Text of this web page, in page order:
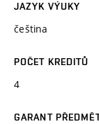
JAZYK VÝUKY
čeština
POČET KREDITŮ
4
GARANT